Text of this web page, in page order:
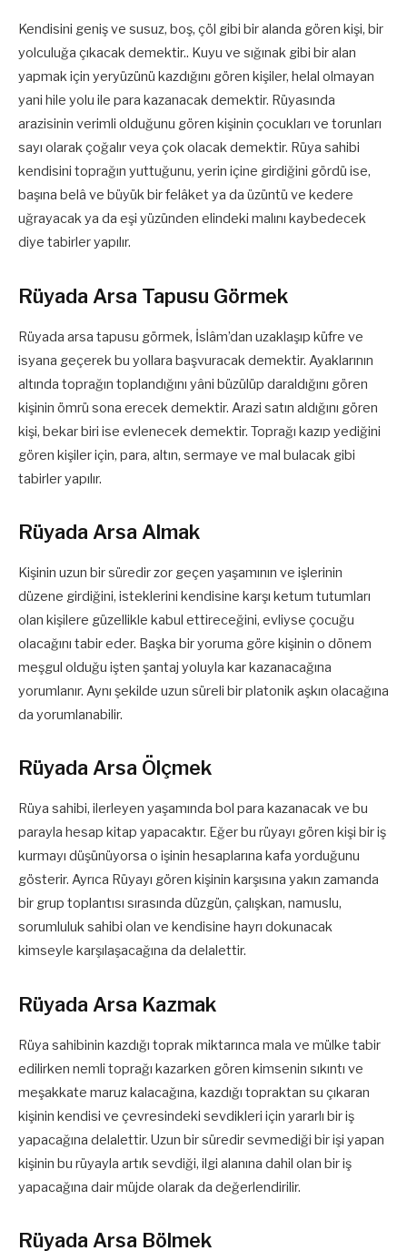
Kendisini geniş ve susuz, boş, çöl gibi bir alanda gören kişi, bir
yolculuğa çıkacak demektir.. Kuyu ve sığınak gibi bir alan
yapmak için yeryüzünü kazdığını gören kişiler, helal olmayan
yani hile yolu ile para kazanacak demektir. Rüyasında
arazisinin verimli olduğunu gören kişinin çocukları ve torunları
sayı olarak çoğalır veya çok olacak demektir. Rüya sahibi
kendisini toprağın yuttu­ğunu, yerin içine girdiğini gördü ise,
başına belâ ve büyük bir felâket ya da üzüntü ve kedere
uğrayacak ya da eşi yüzünden elindeki malını kaybedecek
diye tabirler yapılır.
Rüyada Arsa Tapusu Görmek
Rüyada arsa tapusu görmek, İslâm’dan uzaklaşıp küfre ve
isyana geçerek bu yollara başvuracak demektir. Ayaklarının
altında toprağın toplandığını yâni büzülüp daraldığını gören
kişinin ömrü sona erecek demektir. Arazi satın aldığını gören
kişi, bekar biri ise evlenecek demektir. Toprağı kazıp yediğini
gören kişiler için, para, altın, sermaye ve mal bulacak gibi
tabirler yapılır.
Rüyada Arsa Almak
Kişinin uzun bir süredir zor geçen yaşamının ve işlerinin
düzene girdiğini, isteklerini kendisine karşı ketum tutumları
olan kişilere güzellikle kabul ettireceğini, evliyse çocuğu
olacağını tabir eder. Başka bir yoruma göre kişinin o dönem
meşgul olduğu işten şantaj yoluyla kar kazanacağına
yorumlanır. Aynı şekilde uzun süreli bir platonik aşkın olacağına
da yorumlanabilir.
Rüyada Arsa Ölçmek
Rüya sahibi, ilerleyen yaşamında bol para kazanacak ve bu
parayla hesap kitap yapacaktır. Eğer bu rüyayı gören kişi bir iş
kurmayı düşünüyorsa o işinin hesaplarına kafa yorduğunu
gösterir. Ayrıca Rüyayı gören kişinin karşısına yakın zamanda
bir grup toplantısı sırasında düzgün, çalışkan, namuslu,
sorumluluk sahibi olan ve kendisine hayrı dokunacak
kimseyle karşılaşacağına da delalettir.
Rüyada Arsa Kazmak
Rüya sahibinin kazdığı toprak miktarınca mala ve mülke tabir
edilirken nemli toprağı kazarken gören kimsenin sıkıntı ve
meşakkate maruz kalacağına, kazdığı topraktan su çıkaran
kişinin kendisi ve çevresindeki sevdikleri için yararlı bir iş
yapacağına delalettir. Uzun bir süredir sevmediği bir işi yapan
kişinin bu rüyayla artık sevdiği, ilgi alanına dahil olan bir iş
yapacağına dair müjde olarak da değerlendirilir.
Rüyada Arsa Bölmek